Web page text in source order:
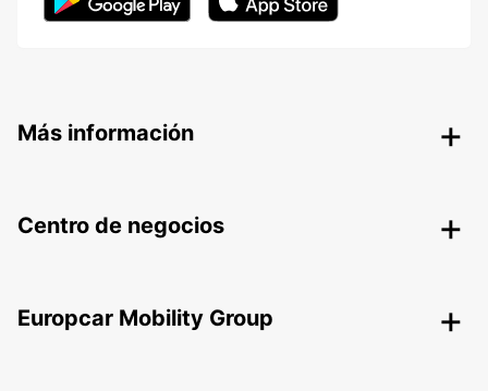
Más información
Centro de negocios
Europcar Mobility Group